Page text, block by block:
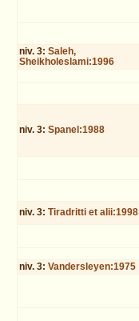
niv. 3:Saleh,
Sheikholeslami:1996
niv. 3:Spanel:1988
niv. 3:Tiradritti et alii:1998
niv. 3:Vandersleyen:1975